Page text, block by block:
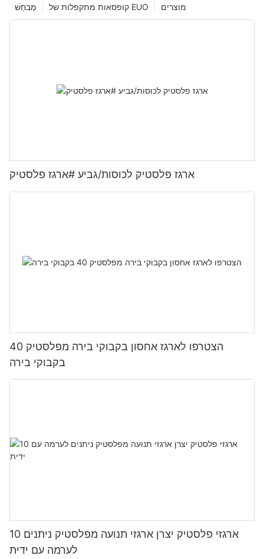
מוצרים קופסאות מתקפלות של EUO מַבחֵשׁ
ארגז פלסטיק לכוסות/גביע #ארגז פלסטיק
הצטרפו לארגז אחסון בקבוקי בירה מפלסטיק 40
בקבוקי בירה
10 ארגזי פלסטיק יצרן ארגזי תנועה מפלסטיק ניתנים
לערמה עם ידית